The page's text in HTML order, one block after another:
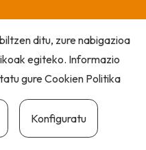
ditu, zure nabigazioa
egiteko. Informazio
gureCookien Politika
Konfiguratu